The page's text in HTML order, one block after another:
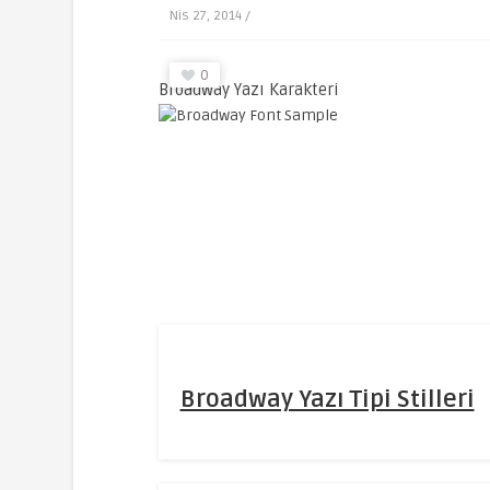
Nis 27, 2014 /
0
Broadway Yazı Karakteri
Broadway Yazı Tipi Stilleri